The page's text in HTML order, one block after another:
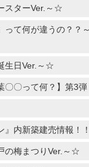
スターVer.～☆
って何が違うの？？
生日Ver.～☆
〇〇って何？】第3弾
』内新築建売情報！！
の梅まつりVer.～☆